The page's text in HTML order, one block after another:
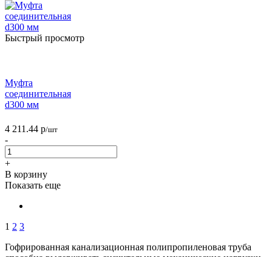
Быстрый просмотр
Муфта
соединительная
d300 мм
4 211.44 р/шт
-
+
В корзину
Показать еще
1 2 3
Гофрированная канализационная полипропиленовая труба